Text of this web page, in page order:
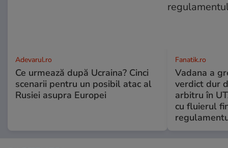
Adevarul.ro
Ce urmează după Ucraina? Cinci
scenarii pentru un posibil atac al
Rusiei asupra Europei
Fanatik.ro
Vadana a
verdict dur
arbitru în
cu fluierul